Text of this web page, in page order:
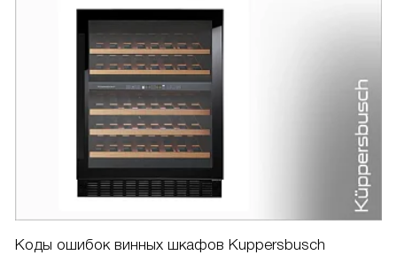
Коды ошибок винных шкафов Kuppersbusch